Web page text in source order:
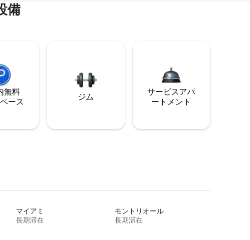
備
無料
ー⁠ス
ジム
サービスアパ
ートメント
マイアミ
長期滞在
モントリオール
長期滞在